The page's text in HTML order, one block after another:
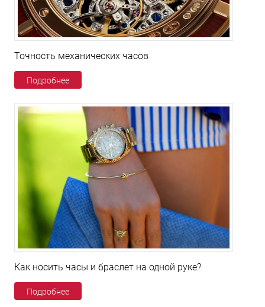
Точность механических часов
Подробнее
Как носить часы и браслет на одной руке?
Подробнее